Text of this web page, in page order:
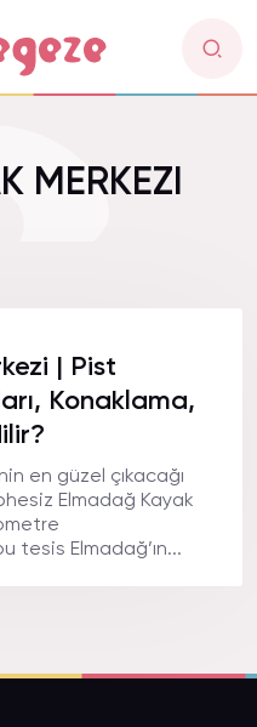
MERKEZI
| Pist
Konaklama,
en güzel çıkacağı
Elmadağ Kayak
tesis Elmadağ’ın...